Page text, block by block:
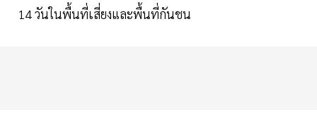
14 วันในพื้นที่เสี่ยงและพื้นที่กันชน